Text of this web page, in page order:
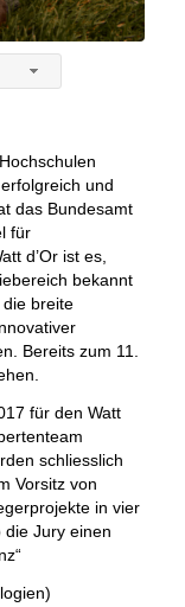
und
das Bundesamt
für
d’Or ist es,
bekannt
breite
Bereits zum 11.
für den Watt
schliesslich
Vorsitz von
in vier
Jury einen